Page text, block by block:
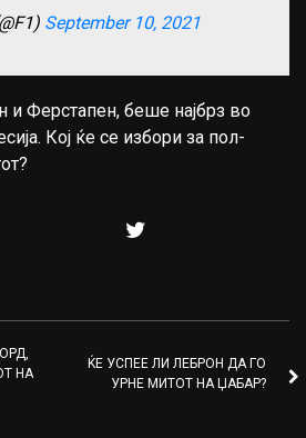
September 10, 2021
и Ферстапен, беше најбрз во
Кој ќе се избори за пол-
НА
ЌЕ УСПЕЕ ЛИ ЛЕБРОН ДА ГО
УРНЕ МИТОТ НА ЏАБАР?